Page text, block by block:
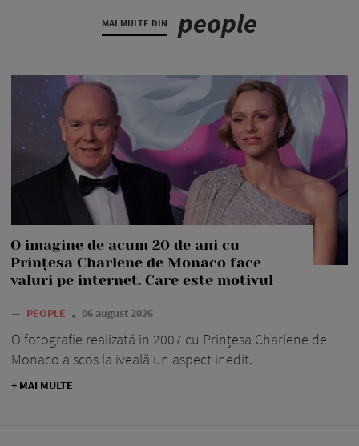
MAI MULTE DIN people
O imagine de acum 20 de ani cu
Prințesa Charlene de Monaco face
valuri pe internet. Care este motivul
— PEOPLE 06 august 2026
O fotografie realizată în 2007 cu Prințesa Charlene de
Monaco a scos la iveală un aspect inedit.
+ MAI MULTE